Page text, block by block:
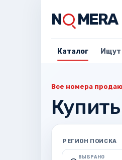
N MERA
Каталог Ищут
Все номера
РЕГИОН ПОИСКА
ВЫБРАНО